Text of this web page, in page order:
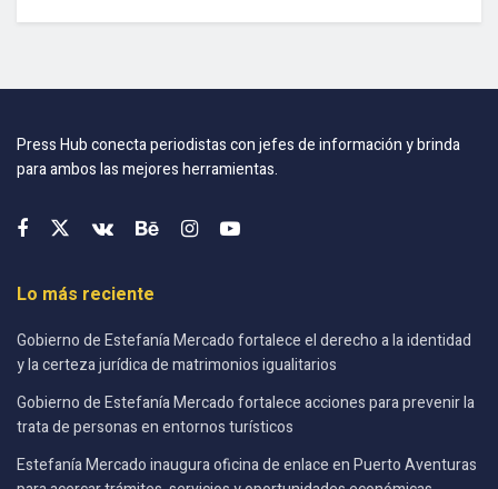
Press Hub conecta periodistas con jefes de información y brinda
para ambos las mejores herramientas.
Lo más reciente
Gobierno de Estefanía Mercado fortalece el derecho a la identidad
y la certeza jurídica de matrimonios igualitarios
Gobierno de Estefanía Mercado fortalece acciones para prevenir la
trata de personas en entornos turísticos
Estefanía Mercado inaugura oficina de enlace en Puerto Aventuras